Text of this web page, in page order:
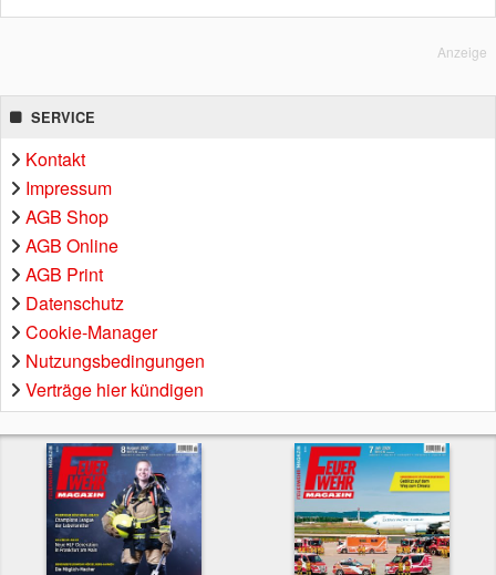
Anzeige
SERVICE
Kontakt
Impressum
AGB Shop
AGB Online
AGB Print
Datenschutz
Cookie-Manager
Nutzungsbedingungen
Verträge hier kündigen